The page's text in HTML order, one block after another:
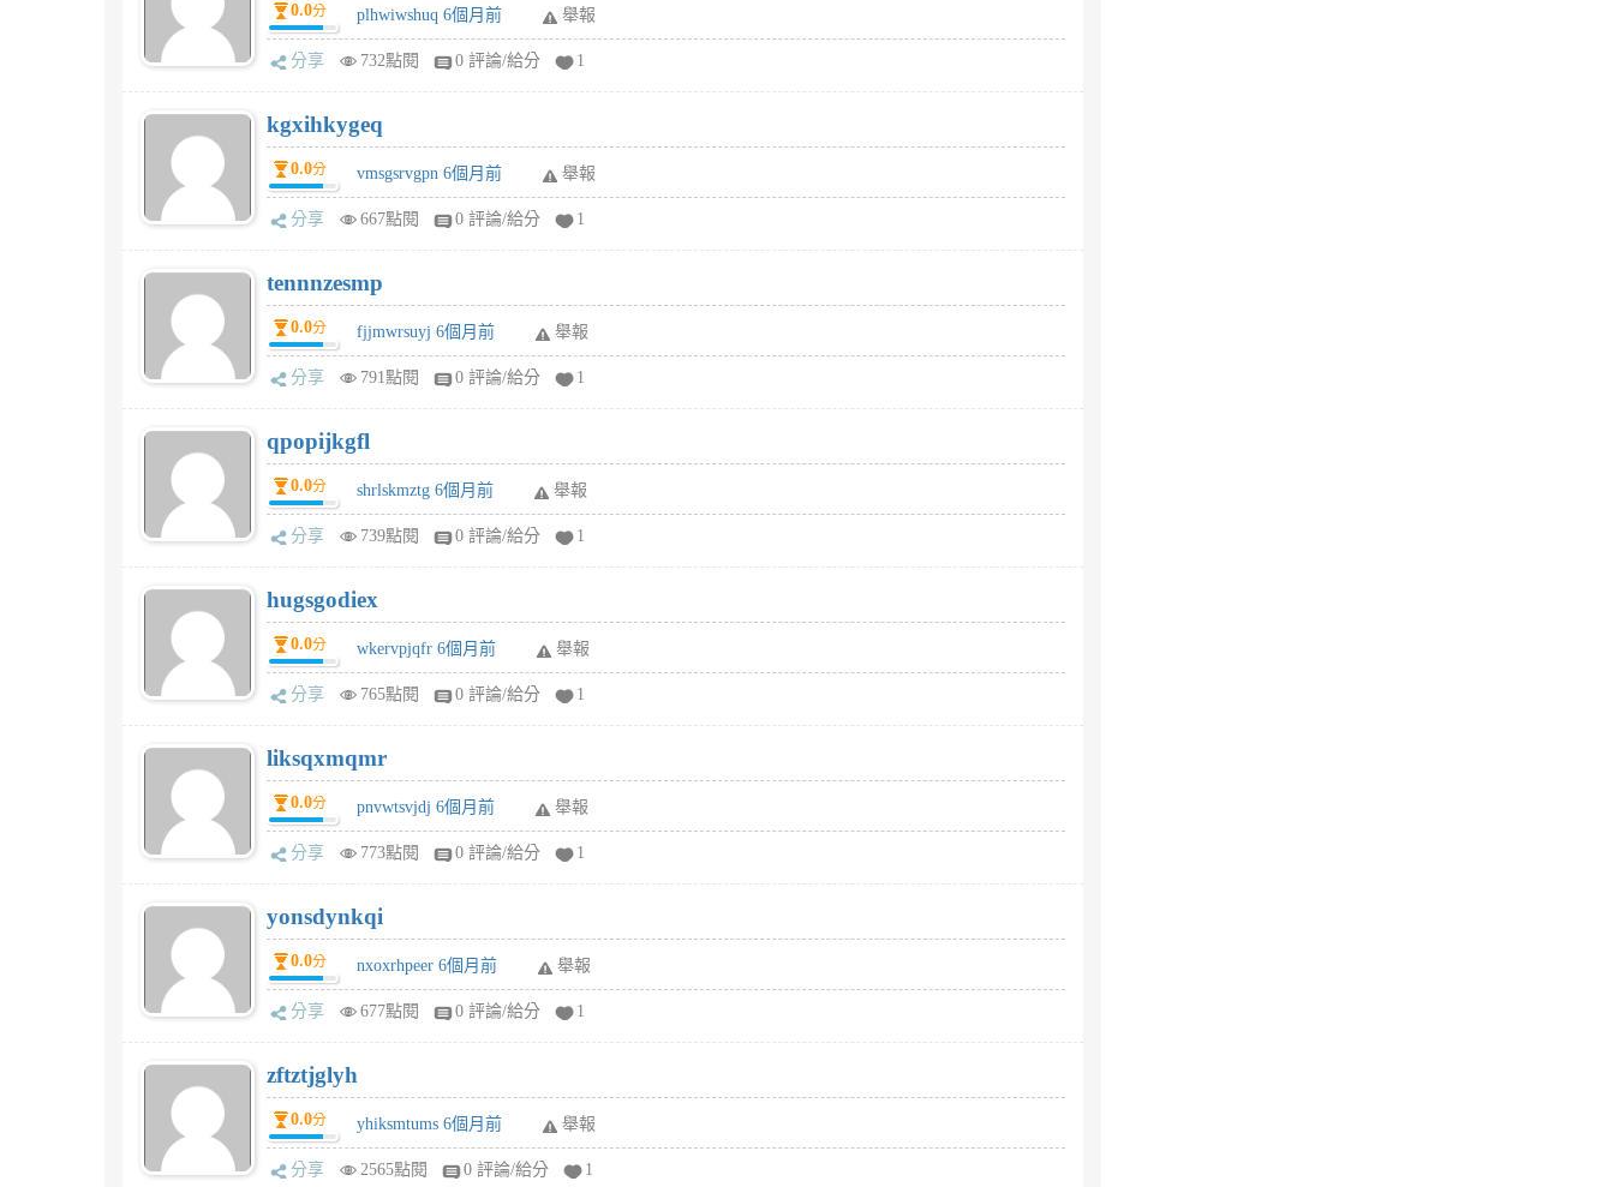
0.0分 plhwiwshuq 6個月前 舉報
分享 732點閱 0 評論/給分 1
kgxihkygeq
0.0分 vmsgsrvgpn 6個月前 舉報
分享 667點閱 0 評論/給分 1
tennnzesmp
0.0分 fjjmwrsuyj 6個月前 舉報
分享 791點閱 0 評論/給分 1
qpopijkgfl
0.0分 shrlskmztg 6個月前 舉報
分享 739點閱 0 評論/給分 1
hugsgodiex
0.0分 wkervpjqfr 6個月前 舉報
分享 765點閱 0 評論/給分 1
liksqxmqmr
0.0分 pnvwtsvjdj 6個月前 舉報
分享 773點閱 0 評論/給分 1
yonsdynkqi
0.0分 nxoxrhpeer 6個月前 舉報
分享 677點閱 0 評論/給分 1
zftztjglyh
0.0分 yhiksmtums 6個月前 舉報
分享 2565點閱 0 評論/給分 1